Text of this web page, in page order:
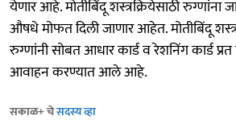
येणार आहे. मोतीबिंदू शस्त्रक्रियेसाठी
औषधे मोफत दिली जाणार आहेत. मोतीबिंदू
रुग्णांनी सोबत आधार कार्ड व रेशनिंग कार्ड
आवाहन करण्यात आले आहे.
सकाळ+ चेसदस्य व्हा